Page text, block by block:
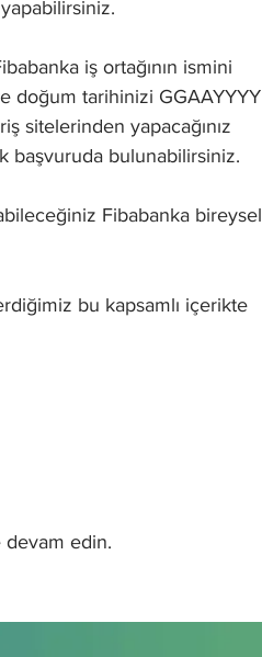
iş ortağının ismini
doğum tarihinizi GGAAYYYY
sitelerinden yapacağınız
başvuruda bulunabilirsiniz.
Fibabanka bireysel
bu kapsamlı içerikte
edin.